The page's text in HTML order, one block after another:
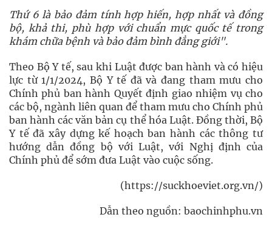
Thứ 6 là bảo đảm tính hợp hiến, hợp nhất và đồng
bộ, khả thi, phù hợp với chuẩn mực quốc tế trong
khám chữa bệnh và bảo đảm bình đẳng giới".
Theo Bộ Y tế, sau khi Luật được ban hành và có hiệu
lực từ 1/1/2024, Bộ Y tế đã và đang tham mưu cho
Chính phủ ban hành Quyết định giao nhiệm vụ cho
các bộ, ngành liên quan để tham mưu cho Chính phủ
ban hành các văn bản cụ thể hóa Luật. Đồng thời, Bộ
Y tế đã xây dựng kế hoạch ban hành các thông tư
hướng dẫn đồng bộ với Luật, với Nghị định của
Chính phủ để sớm đưa Luật vào cuộc sống.
(https://suckhoeviet.org.vn/)
Dẫn theo nguồn: baochinhphu.vn